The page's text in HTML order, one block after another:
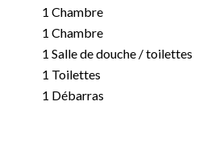
1 Chambre
1 Chambre
1 Salle de douche / toilettes
1 Toilettes
1 Débarras